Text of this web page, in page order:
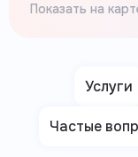
Показать на
Услуги
Частые